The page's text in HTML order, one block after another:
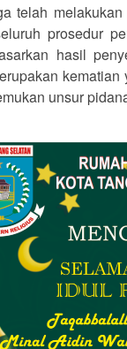
telah
prosedur
hasil
unsur